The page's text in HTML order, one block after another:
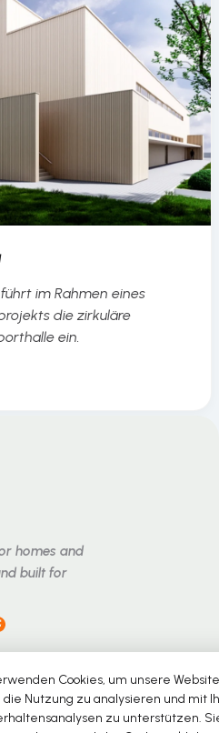
im Rahmen eines
die zirkuläre
ein.
homes and
built for
Rechte vorbehalten.
Impressum
Cookies, um unsere Website
Nutzung zu analysieren und mit
zu unterstützen.